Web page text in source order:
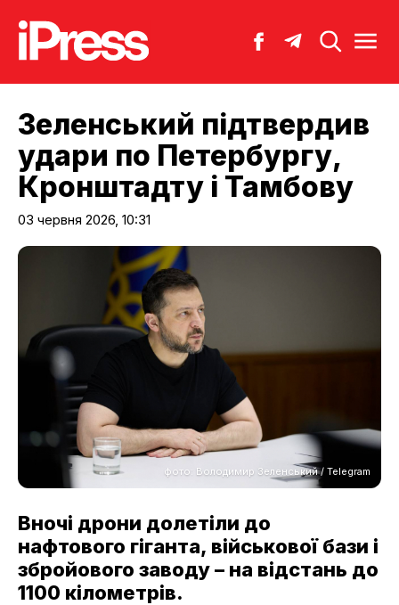
Зеленський підтвердив
удари по Петербургу,
Кронштадту і Тамбову
03 червня 2026, 10:31
фото: Володимир Зеленський / Telegram
Вночі дрони долетіли до
нафтового гіганта, військової бази і
збройового заводу – на відстань до
1100 кілометрів.